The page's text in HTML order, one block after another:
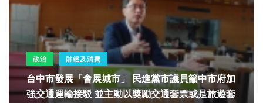
政治 財經及消費
台中市發展「會展城市」 民進黨市議員籲中市府加
強交通運輸接駁 並主動以獎勵交通套票或是旅遊套